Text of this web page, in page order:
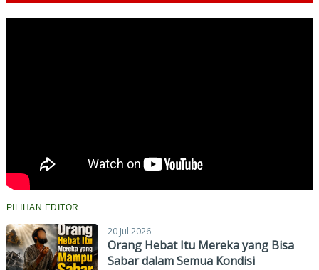
PILIHAN EDITOR
20 Jul 2026
Orang Hebat Itu Mereka yang Bisa
Sabar dalam Semua Kondisi